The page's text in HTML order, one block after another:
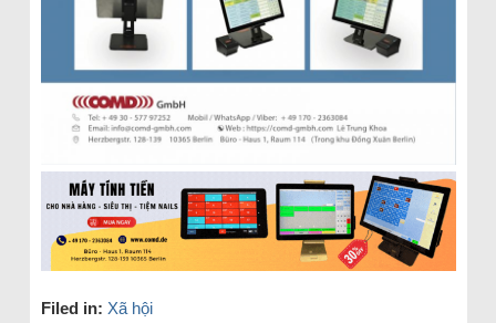
Filed in: Xã hội